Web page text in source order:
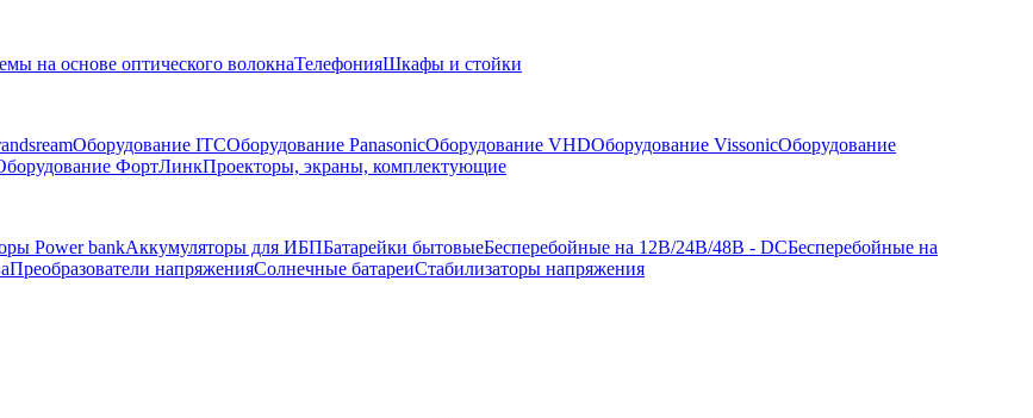
на основе оптического волокнаТелефонияШкафы и стойки
Оборудование ITCОборудование PanasonicОборудование VHDОборудование VissonicОборудование
ФортЛинкПроекторы, экраны, комплектующие
Power bankАккумуляторы для ИБПБатарейки бытовыеБесперебойные на 12В/24В/48В - DCБесперебойные на
Преобразователи напряженияСолнечные батареиСтабилизаторы напряжения